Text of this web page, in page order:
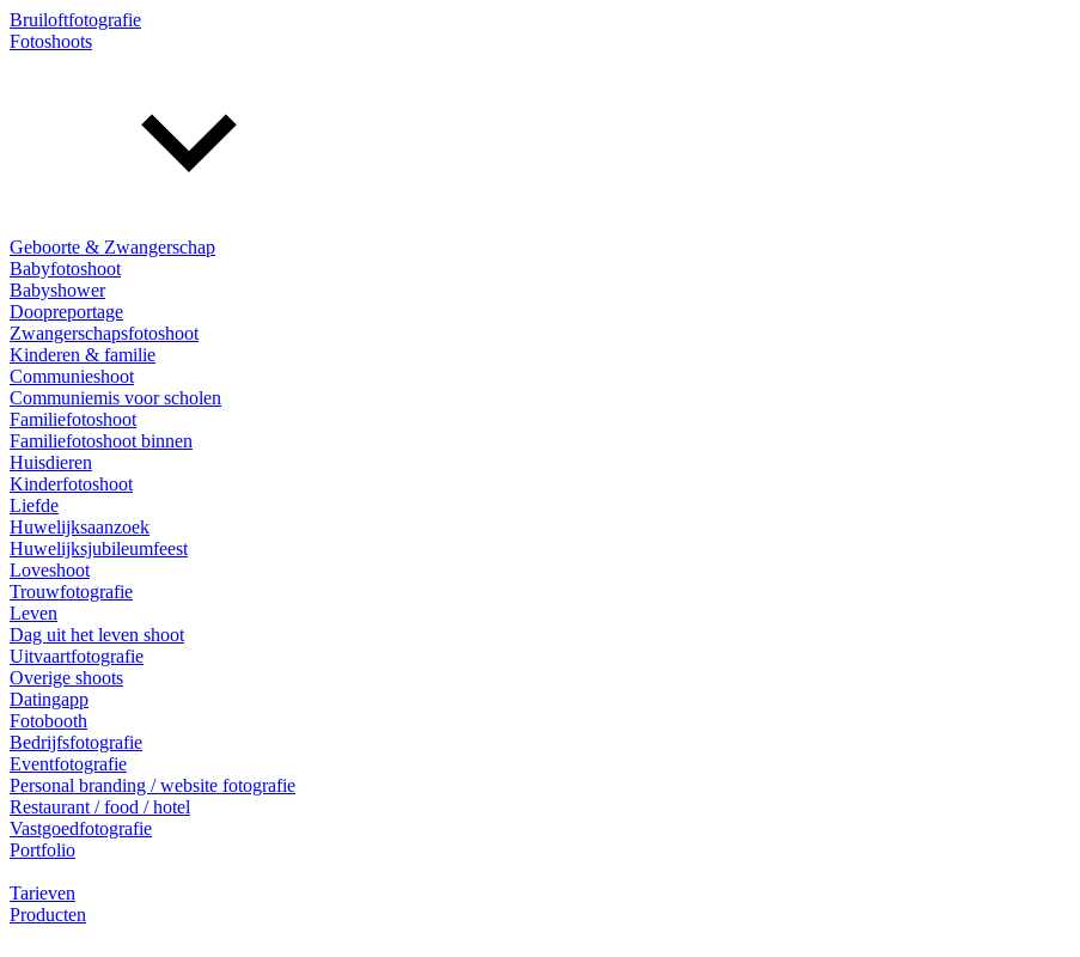
Bruiloftfotografie
Fotoshoots
Geboorte & Zwangerschap
Babyfotoshoot
Babyshower
Doopreportage
Zwangerschapsfotoshoot
Kinderen & familie
Communieshoot
Communiemis voor scholen
Familiefotoshoot
Familiefotoshoot binnen
Huisdieren
Kinderfotoshoot
Liefde
Huwelijksaanzoek
Huwelijksjubileumfeest
Loveshoot
Trouwfotografie
Leven
Dag uit het leven shoot
Uitvaartfotografie
Overige shoots
Datingapp
Fotobooth
Bedrijfsfotografie
Eventfotografie
Personal branding / website fotografie
Restaurant / food / hotel
Vastgoedfotografie
Portfolio
Tarieven
Producten